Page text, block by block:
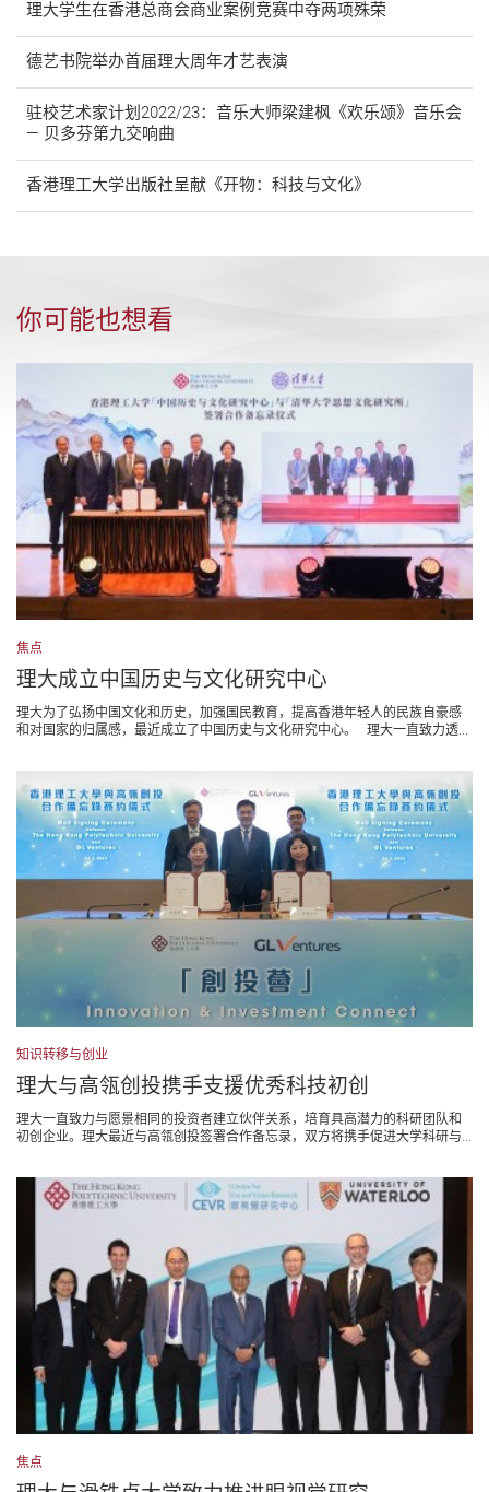
理大学生在香港总商会商业案例竞赛中夺两项殊荣
德艺书院举办首届理大周年才艺表演
驻校艺术家计划2022/23：音乐大师梁建枫《欢乐颂》音乐会
— 贝多芬第九交响曲
香港理工大学出版社呈献《开物：科技与文化》
你可能也想看
焦点
理大成立中国历史与文化研究中心
理大为了弘扬中国文化和历史，加强国民教育，提高香港年轻人的民族自豪感
和对国家的归属感，最近成立了中国历史与文化研究中心。 理大一直致力透...
知识转移与创业
理大与高瓴创投携手支援优秀科技初创
理大一直致力与愿景相同的投资者建立伙伴关系，培育具高潜力的科研团队和
初创企业。理大最近与高瓴创投签署合作备忘录，双方将携手促进大学科研与...
焦点